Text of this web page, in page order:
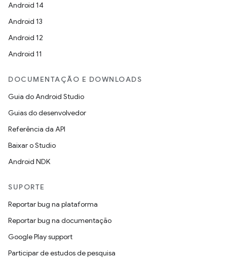
Android 14
Android 13
Android 12
Android 11
DOCUMENTAÇÃO E DOWNLOADS
Guia do Android Studio
Guias do desenvolvedor
Referência da API
Baixar o Studio
Android NDK
SUPORTE
Reportar bug na plataforma
Reportar bug na documentação
Google Play support
Participar de estudos de pesquisa